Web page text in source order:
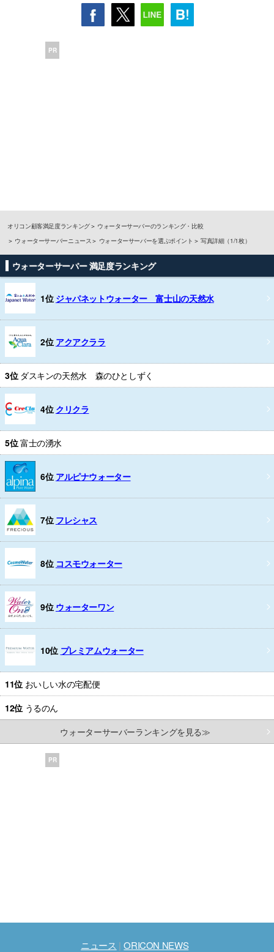
PR
オリコン顧客満足度ランキング
ウォーターサーバーのランキング・比較
ウォーターサーバーニュース
ウォーターサーバーを選ぶポイント 写真詳細（1/1枚）
ウォーターサーバー 満足度ランキング
1位 ジャパネットウォーター 富士山の天然水
2位 アクアクララ
3位 ダスキンの天然水 森のひとしずく
4位 クリクラ
5位富士の湧水
6位 アルピナウォーター
7位 フレシャス
8位 コスモウォーター
9位 ウォーターワン
10位 プレミアムウォーター
11位 おいしい水の宅配便
12位 うるのん
ウォーターサーバーランキングを見る≫
PR
ニュース ORICON NEWS